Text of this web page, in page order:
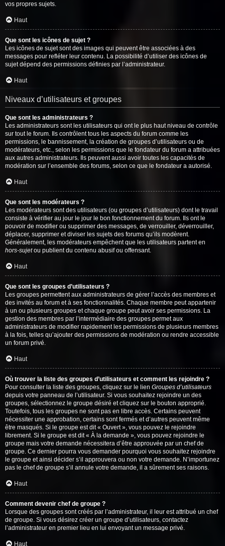
vos propres sujets.
Haut
Que sont les icônes de sujet ?
Les icônes de sujet sont des images qui peuvent être associées à des
messages pour refléter leur contenu. La possibilité d’utiliser des icônes de
sujet dépend des permissions définies par l’administrateur.
Haut
Niveaux d’utilisateurs et groupes
Que sont les administrateurs ?
Les administrateurs sont les utilisateurs qui ont le plus haut niveau de contrôle
sur tout le forum. Ils contrôlent tous les aspects du forum comme les
permissions, le bannissement, la création de groupes d’utilisateurs ou de
modérateurs, etc., selon les permissions que le fondateur du forum a attribuées
aux autres administrateurs. Ils peuvent aussi avoir toutes les capacités de
modération sur l’ensemble des forums, selon ce que le fondateur a autorisé.
Haut
Que sont les modérateurs ?
Les modérateurs sont des utilisateurs (ou groupes d’utilisateurs) dont le travail
consiste à vérifier au jour le jour le bon fonctionnement du forum. Ils ont le
pouvoir de modifier ou supprimer des messages, de verrouiller, déverrouiller,
déplacer, supprimer et diviser les sujets des forums qu’ils modèrent.
Généralement, les modérateurs empêchent que les utilisateurs partent en
hors-sujetou publient du contenu abusif ou offensant.
Haut
Que sont les groupes d’utilisateurs ?
Les groupes permettent aux administrateurs de gérer l’accès des membres et
des invités au forum et à ses fonctionnalités. Chaque membre peut appartenir
à un ou plusieurs groupes et chaque groupe peut avoir ses permissions. La
gestion des membres par l’intermédiaire des groupes permet aux
administrateurs de modifier rapidement les permissions de plusieurs membres
à la fois, telles qu’ajouter des permissions de modération ou rendre accessible
un forum privé.
Haut
Où trouver la liste des groupes d’utilisateurs et comment les rejoindre ?
Pour consulter la liste des groupes, cliquez sur le lien Groupes d’utilisateurs
depuis votre panneau de l’utilisateur. Si vous souhaitez rejoindre un des
groupes, sélectionnez le groupe désiré et cliquez sur le bouton approprié.
Toutefois, tous les groupes ne sont pas en libre accès. Certains peuvent
nécessiter une approbation, certains sont fermés et d’autres peuvent même
être masqués. Si le groupe est dit « Ouvert », vous pouvez le rejoindre
librement. Si le groupe est dit « À la demande », vous pouvez rejoindre le
groupe mais votre demande nécessitera d’être approuvée par un chef de
groupe. Ce dernier pourra vous demander pourquoi vous souhaitez rejoindre
le groupe et ainsi décider s’il approuvera ou non votre demande. N’importunez
pas le chef de groupe s’il annule votre demande, il a sûrement ses raisons.
Haut
Comment devenir chef de groupe ?
Lorsque des groupes sont créés par l’administrateur, il leur est attribué un chef
de groupe. Si vous désirez créer un groupe d’utilisateurs, contactez
l’administrateur en premier lieu en lui envoyant un message privé.
Haut